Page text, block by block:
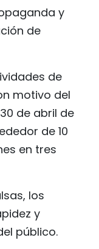
y
de
de
motivo del
de abril de
de 10
en tres
los
y
público.